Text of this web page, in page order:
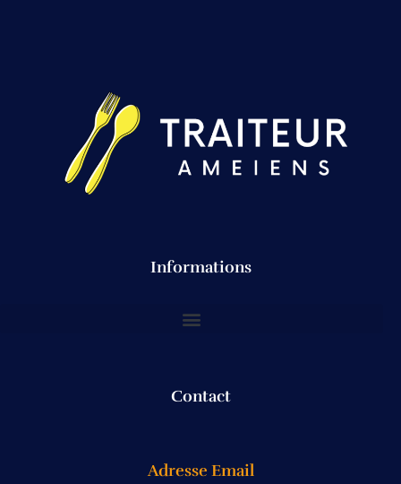
Informations
Contact
Adresse Email